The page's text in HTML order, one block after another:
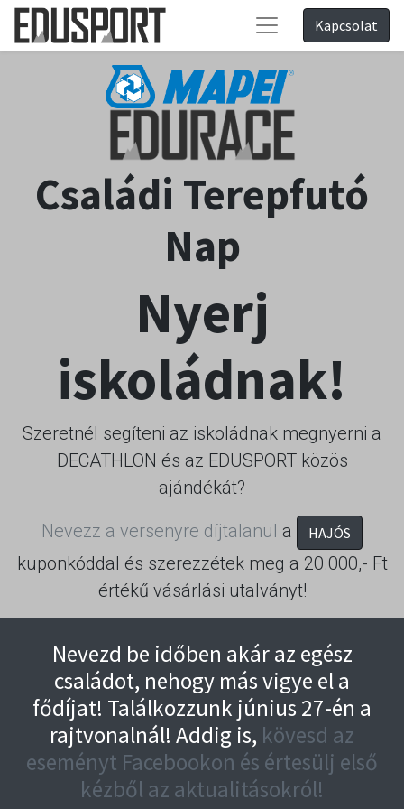
Kapcsolat
Családi Terepfutó
Nap
Nyerj
iskoládnak!
Szeretnél segíteni az iskoládnak megnyerni a
DECATHLON és az EDUSPORT közös
ajándékát?
Nevezz a versenyre díjtalanul a HAJÓS
kuponkóddal és szerezzétek meg a 20.000,- Ft
értékű vásárlási utalványt!
Nevezd be időben akár az egész
családot, nehogy más vigye el a
fődíjat! Találkozzunk június 27-én a
rajtvonalnál! Addig is, kövesd az
eseményt Facebookon és értesülj első
kézből az aktualitásokról!